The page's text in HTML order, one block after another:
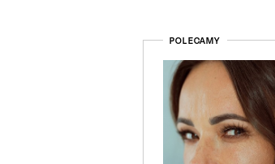
POLECAMY